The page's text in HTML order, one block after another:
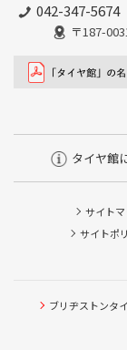
042-347-5674
〒187-
タイヤ館
サイト
サイトポ
ブリヂストンタ
タイヤ点検
ピット作業